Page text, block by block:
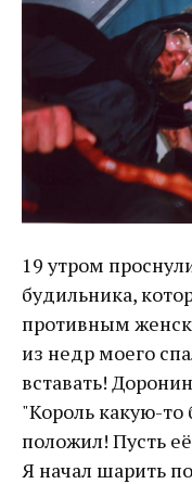
19 утром
будильника,
противным
из недр моего
вставать!
"Король какую-то
положил! Пусть
Я начал шарить